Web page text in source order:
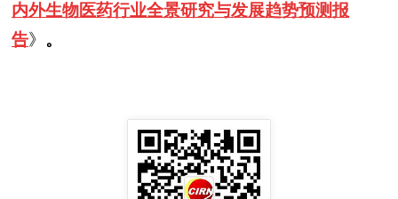
内外生物医药行业全景研究与发展趋势预测报
告》 。